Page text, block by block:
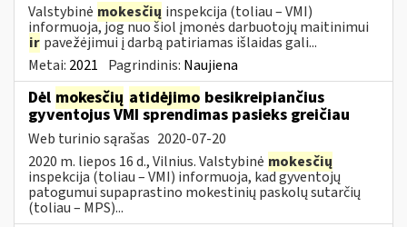
Valstybinė mokesčių inspekcija (toliau – VMI)
informuoja, jog nuo šiol įmonės darbuotojų maitinimui
ir pavežėjimui į darbą patiriamas išlaidas gali...
Metai: 2021 Pagrindinis: Naujiena
Dėl mokesčių atidėjimo besikreipiančius
gyventojus VMI sprendimas pasieks greičiau
Web turinio sąrašas 2020-07-20
2020 m. liepos 16 d., Vilnius. Valstybinė mokesčių
inspekcija (toliau – VMI) informuoja, kad gyventojų
patogumui supaprastino mokestinių paskolų sutarčių
(toliau – MPS)...